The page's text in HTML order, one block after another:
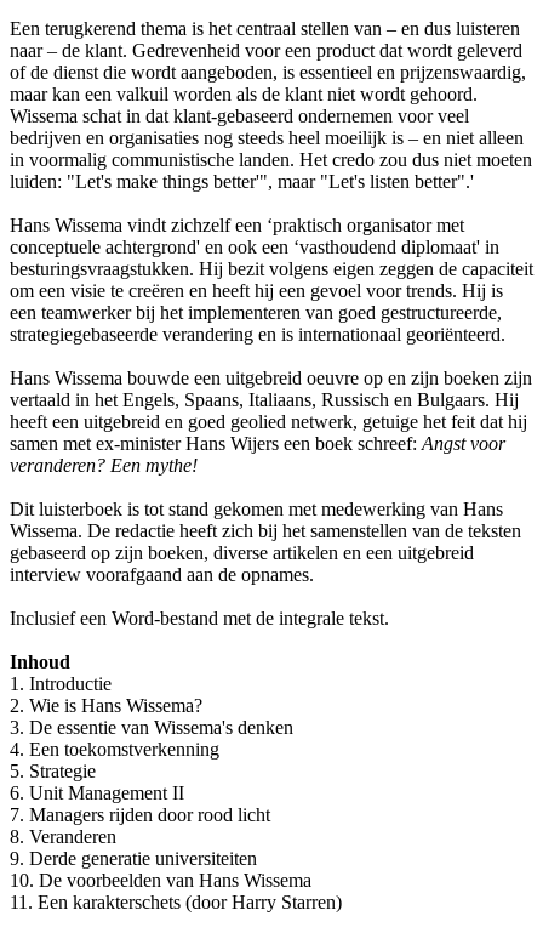
Een terugkerend thema is het centraal stellen van – en dus luisteren
naar – de klant. Gedrevenheid voor een product dat wordt geleverd
of de dienst die wordt aangeboden, is essentieel en prijzenswaardig,
maar kan een valkuil worden als de klant niet wordt gehoord.
Wissema schat in dat klant-gebaseerd ondernemen voor veel
bedrijven en organisaties nog steeds heel moeilijk is – en niet alleen
in voormalig communistische landen. Het credo zou dus niet moeten
luiden: "Let's make things better'", maar "Let's listen better".'
Hans Wissema vindt zichzelf een ‘praktisch organisator met
conceptuele achtergrond' en ook een ‘vasthoudend diplomaat' in
besturingsvraagstukken. Hij bezit volgens eigen zeggen de capaciteit
om een visie te creëren en heeft hij een gevoel voor trends. Hij is
een teamwerker bij het implementeren van goed gestructureerde,
strategiegebaseerde verandering en is internationaal georiënteerd.
Hans Wissema bouwde een uitgebreid oeuvre op en zijn boeken zijn
vertaald in het Engels, Spaans, Italiaans, Russisch en Bulgaars. Hij
heeft een uitgebreid en goed geolied netwerk, getuige het feit dat hij
samen met ex-minister Hans Wijers een boek schreef: Angst voor
veranderen? Een mythe!
Dit luisterboek is tot stand gekomen met medewerking van Hans
Wissema. De redactie heeft zich bij het samenstellen van de teksten
gebaseerd op zijn boeken, diverse artikelen en een uitgebreid
interview voorafgaand aan de opnames.
Inclusief een Word-bestand met de integrale tekst.
Inhoud
1. Introductie
2. Wie is Hans Wissema?
3. De essentie van Wissema's denken
4. Een toekomstverkenning
5. Strategie
6. Unit Management II
7. Managers rijden door rood licht
8. Veranderen
9. Derde generatie universiteiten
10. De voorbeelden van Hans Wissema
11. Een karakterschets (door Harry Starren)